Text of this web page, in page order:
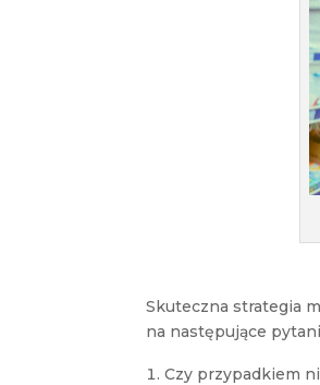
Skuteczna strategia
na następujące
Czy przypadkiem